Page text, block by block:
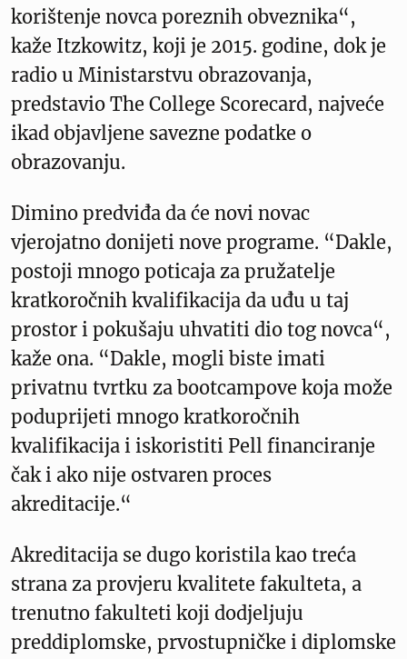
korištenje novca poreznih obveznika“,
kaže Itzkowitz, koji je 2015. godine, dok je
radio u Ministarstvu obrazovanja,
predstavio The College Scorecard, najveće
ikad objavljene savezne podatke o
obrazovanju.
Dimino predviđa da će novi novac
vjerojatno donijeti nove programe. “Dakle,
postoji mnogo poticaja za pružatelje
kratkoročnih kvalifikacija da uđu u taj
prostor i pokušaju uhvatiti dio tog novca“,
kaže ona. “Dakle, mogli biste imati
privatnu tvrtku za bootcampove koja može
poduprijeti mnogo kratkoročnih
kvalifikacija i iskoristiti Pell financiranje
čak i ako nije ostvaren proces
akreditacije.“
Akreditacija se dugo koristila kao treća
strana za provjeru kvalitete fakulteta, a
trenutno fakulteti koji dodjeljuju
preddiplomske, prvostupničke i diplomske